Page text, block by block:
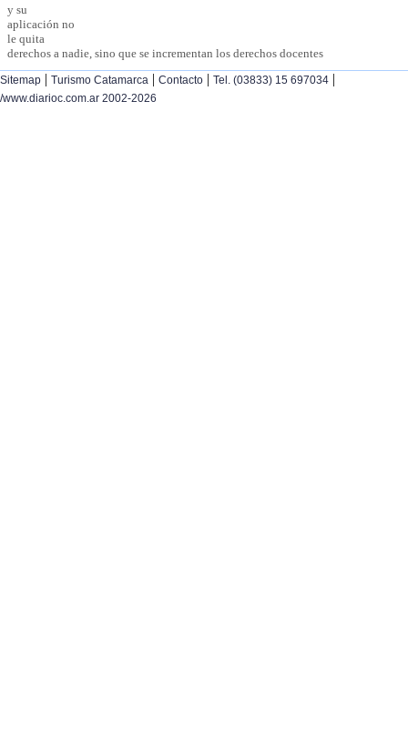
y su
aplicación no
le quita
derechos a nadie, sino que se incrementan los derechos docentes
Sitemap | Turismo Catamarca | Contacto | Tel. (03833) 15 697034 |
/www.diarioc.com.ar 2002-2026